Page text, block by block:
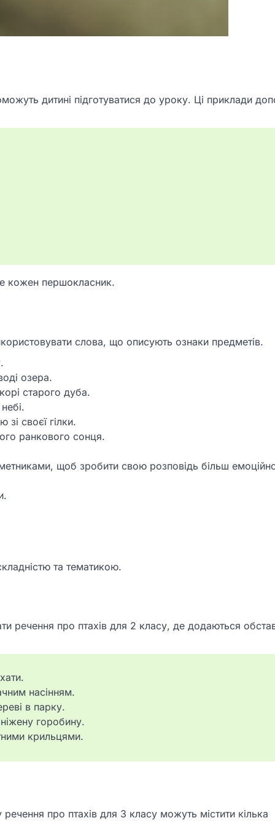
дитині підготуватися до уроку. Ці приклади
кожен першокласник.
слова, що описують ознаки предметів.
озера.
старого дуба.
своєї гілки.
ранкового сонця.
щоб зробити свою розповідь більш
та тематикою.
речення про птахів для 2 класу, де додаються
насінням.
в парку.
горобину.
крильцями.
про птахів для 3 класу можуть містити кілька